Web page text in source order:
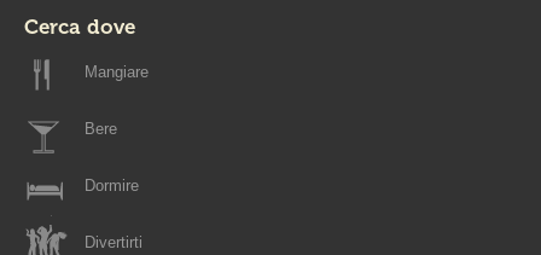
Cerca dove
Mangiare
Bere
Dormire
Divertirti